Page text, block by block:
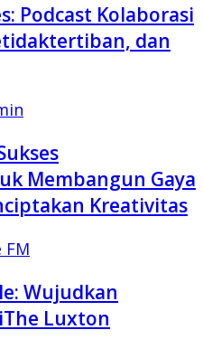
Podcast Kolaborasi
dan
Membangun Gaya
Kreativitas
FM
Wujudkan
Luxton